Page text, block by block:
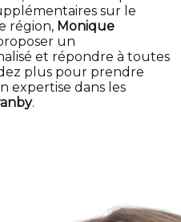
sur le
région, Monique
un
et répondre à toutes
plus pour prendre
expertise dans les
.